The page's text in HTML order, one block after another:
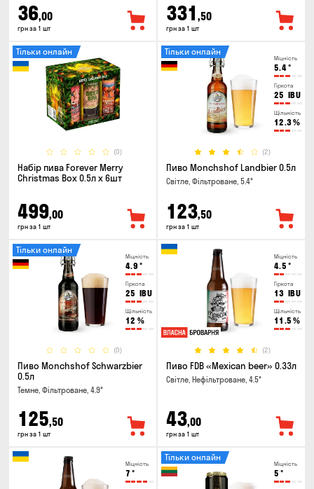
36,00
грн за 1 шт
331 ,50
грн за 1 шт
(0)
Тільки онлайн
Набір пива Forever Merry
Christmas Box 0.5л x 6шт
499,00
грн за 1 шт
Міцність
5.4°
Гіркота
25 IBU
Щільність
12.3%
(2)
Тільки онлайн
Пиво Monchshof Landbier 0.5л
Світле, Фільтроване, 5.4°
123,50
грн за 1 шт
Міцність
4.9 °
Гіркота
25 IBU
Щільність
12 %
(0)
Тільки онлайн
Пиво Monchshof Schwarzbier
0.5л
Темне, Фільтроване, 4.9°
125,50
грн за 1 шт
Міцність
4.5 °
Гіркота
13 IBU
Щільність
11.5 %
(2)
Пиво FDB «Mexican beer» 0.33л
Світле, Нефільтроване, 4.5°
43,00
грн за 1 шт
Міцність
7 °
Міцність
5 °
Тільки онлайн